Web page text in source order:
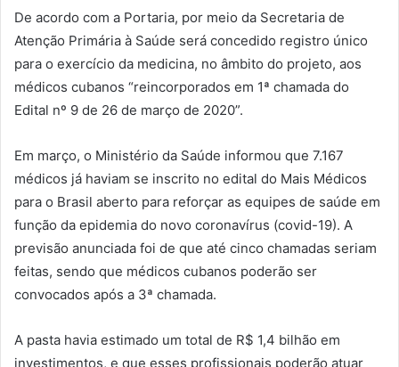
De acordo com a Portaria, por meio da Secretaria de
Atenção Primária à Saúde será concedido registro único
para o exercício da medicina, no âmbito do projeto, aos
médicos cubanos “reincorporados em 1ª chamada do
Edital nº 9 de 26 de março de 2020”.
Em março, o Ministério da Saúde informou que 7.167
médicos já haviam se inscrito no edital do Mais Médicos
para o Brasil aberto para reforçar as equipes de saúde em
função da epidemia do novo coronavírus (covid-19). A
previsão anunciada foi de que até cinco chamadas seriam
feitas, sendo que médicos cubanos poderão ser
convocados após a 3ª chamada.
A pasta havia estimado um total de R$ 1,4 bilhão em
investimentos, e que esses profissionais poderão atuar